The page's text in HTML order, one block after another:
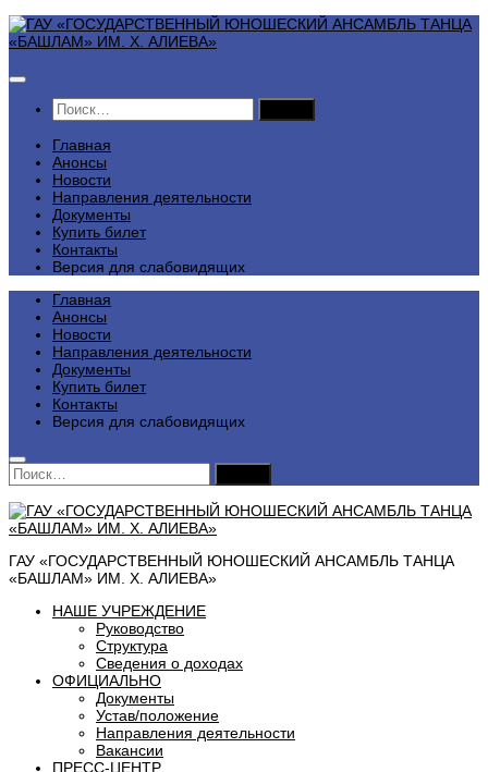
Перейти
к
Найти:
Главная
Анонсы
Новости
Направления деятельности
Документы
Купить билет
Контакты
Версия для слабовидящих
Главная
Анонсы
Новости
Направления деятельности
Документы
Купить билет
Контакты
Версия для слабовидящих
Найти:
ГАУ «ГОСУДАРСТВЕННЫЙ ЮНОШЕСКИЙ АНСАМБЛЬ ТАНЦА
«БАШЛАМ» ИМ. Х. АЛИЕВА»
НАШЕ УЧРЕЖДЕНИЕ
Руководство
Структура
Сведения о доходах
ОФИЦИАЛЬНО
Документы
Устав/положение
Направления деятельности
Вакансии
ПРЕСС-ЦЕНТР